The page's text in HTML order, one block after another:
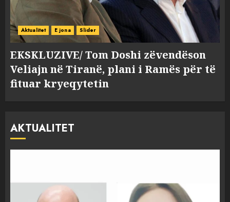
Aktualitet E jona Slider
EKSKLUZIVE/ Tom Doshi zëvendëson
Veliajn në Tiranë, plani i Ramës për të
fituar kryeqytetin
AKTUALITET